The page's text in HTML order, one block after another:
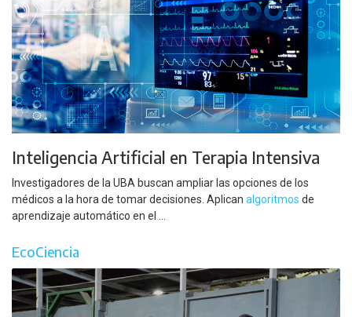
Inteligencia Artificial en Terapia Intensiva
Investigadores de la UBA buscan ampliar las opciones de los
médicos a la hora de tomar decisiones. Aplican algoritmos de
aprendizaje automático en el ...
EcoCiencia